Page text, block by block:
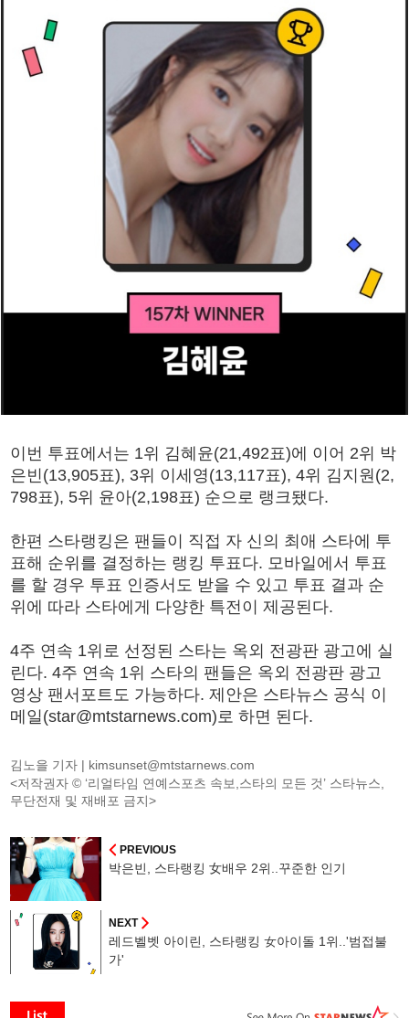
이번 투표에서는 1위 김혜윤(21,492표)에 이어 2위 박
은빈(13,905표), 3위 이세영(13,117표), 4위 김지원(2,
798표), 5위 윤아(2,198표) 순으로 랭크됐다.
한편 스타랭킹은 팬들이 직접 자 신의 최애 스타에 투
표해 순위를 결정하는 랭킹 투표다. 모바일에서 투표
를 할 경우 투표 인증서도 받을 수 있고 투표 결과 순
위에 따라 스타에게 다양한 특전이 제공된다.
4주 연속 1위로 선정된 스타는 옥외 전광판 광고에 실
린다. 4주 연속 1위 스타의 팬들은 옥외 전광판 광고
영상 팬서포트도 가능하다. 제안은 스타뉴스 공식 이
메일(star@mtstarnews.com)로 하면 된다.
김노을 기자 | kimsunset@mtstarnews.com
<저작권자 © ‘리얼타임 연예스포츠 속보,스타의 모든 것’ 스타뉴스,
무단전재 및 재배포 금지>
PREVIOUS
박은빈, 스타랭킹 女배우 2위..꾸준한 인기
NEXT
레드벨벳 아이린, 스타랭킹 女아이돌 1위..'범접불
가'